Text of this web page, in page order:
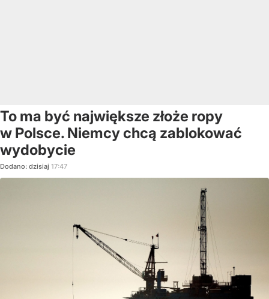
To ma być największe złoże ropy
w Polsce. Niemcy chcą zablokować
wydobycie
Dodano: dzisiaj 17:47